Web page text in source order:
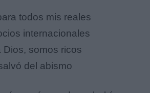
todos mis reales
internacionales
Dios, somos ricos
del abismo